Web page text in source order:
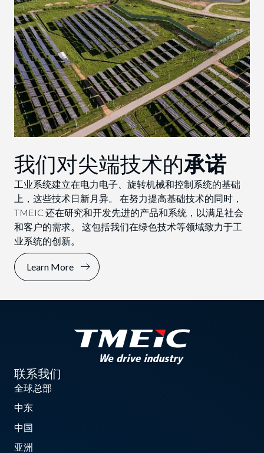
我们对尖端技术的承诺
工业系统建立在电力电子、旋转机械和控制系统的基础
上，这些技术日新月异。 在努力提高基础技术的同时，
TMEIC 还在研究和开发先进的产品和系统，以满足社会
和客户的需求。 这包括我们在绿色技术等领域致力于工
业系统的创新。
Learn More
联系我们
全球总部
中东
中国
亚洲